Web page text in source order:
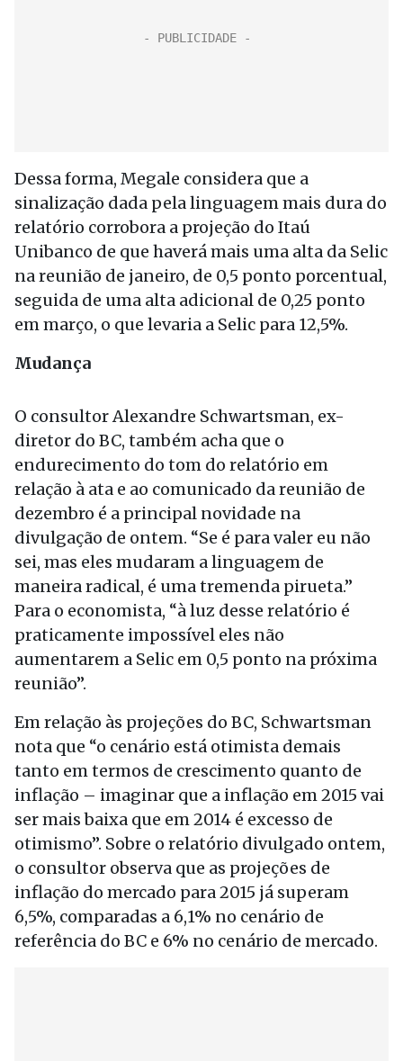
Dessa forma, Megale considera que a
sinalização dada pela linguagem mais dura do
relatório corrobora a projeção do Itaú
Unibanco de que haverá mais uma alta da Selic
na reunião de janeiro, de 0,5 ponto porcentual,
seguida de uma alta adicional de 0,25 ponto
em março, o que levaria a Selic para 12,5%.
Mudança
O consultor Alexandre Schwartsman, ex-
diretor do BC, também acha que o
endurecimento do tom do relatório em
relação à ata e ao comunicado da reunião de
dezembro é a principal novidade na
divulgação de ontem. “Se é para valer eu não
sei, mas eles mudaram a linguagem de
maneira radical, é uma tremenda pirueta.”
Para o economista, “à luz desse relatório é
praticamente impossível eles não
aumentarem a Selic em 0,5 ponto na próxima
reunião”.
Em relação às projeções do BC, Schwartsman
nota que “o cenário está otimista demais
tanto em termos de crescimento quanto de
inflação – imaginar que a inflação em 2015 vai
ser mais baixa que em 2014 é excesso de
otimismo”. Sobre o relatório divulgado ontem,
o consultor observa que as projeções de
inflação do mercado para 2015 já superam
6,5%, comparadas a 6,1% no cenário de
referência do BC e 6% no cenário de mercado.